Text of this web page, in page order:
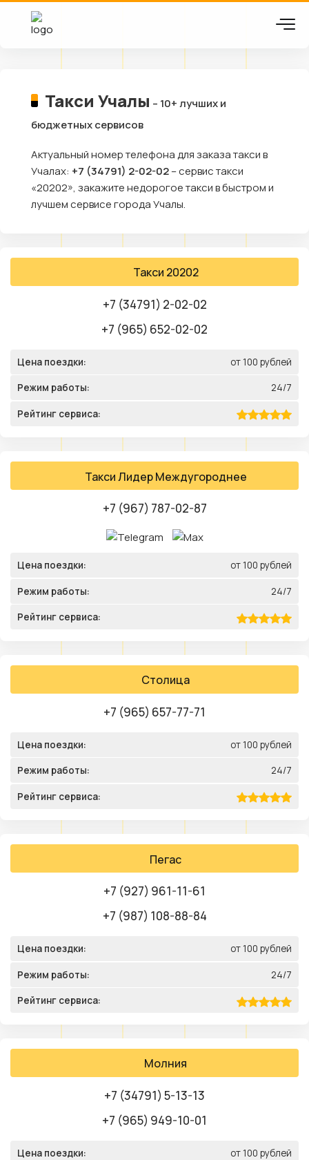
Такси Учалы – 10+ лучших и
бюджетных сервисов
Актуальный номер телефона для заказа такси в
Учалах: +7 (34791) 2-02-02– сервис такси
«20202», закажите недорогое такси в быстром и
лучшем сервисе города Учалы.
Такси 20202
+7 (34791) 2-02-02
+7 (965) 652-02-02
Цена поездки: от 100 рублей
Режим работы: 24/7
Рейтинг сервиса:
Такси Лидер Междугороднее
+7 (967) 787-02-87
Цена поездки: от 100 рублей
Режим работы: 24/7
Рейтинг сервиса:
Столица
+7 (965) 657-77-71
Цена поездки: от 100 рублей
Режим работы: 24/7
Рейтинг сервиса:
Пегас
+7 (927) 961-11-61
+7 (987) 108-88-84
Цена поездки: от 100 рублей
Режим работы: 24/7
Рейтинг сервиса:
Молния
+7 (34791) 5-13-13
+7 (965) 949-10-01
Цена поездки: от 100 рублей